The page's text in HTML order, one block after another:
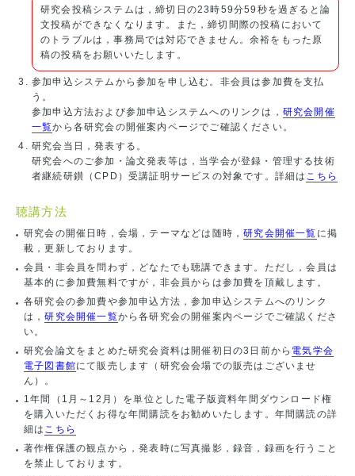
研究会投稿システムは，締切日の23時59分59秒を過ぎると論
文投稿ができなくなります。また，締切間際の投稿において
のトラブルは，事務局では対応できません。余裕をもった原
稿の投稿をお願いいたします。
参加申込システムから参加を申し込む。非会員は参加費を支払
う。
参加申込方法および参加申込システムへのリンクは， 研究会開催
一覧から各研究会の開催案内ページでご確認ください。
研究会当日，発表する。
研究会へのご参加・論文発表等は，当学会が登録・管理する技術
者継続研鑚（CPD）受講証明サービスの対象です。詳細は こちら
聴講方法
研究会の開催日時，会場，テーマなどは随時，研究会開催一覧 に掲
載，更新しております。
会員・非会員を問わず，どなたでも聴講できます。ただし，会員は
基本的に参加費無料ですが，非会員からは参加費を頂戴します。
各研究会の参加費や参加申込方法，参加申込システムへのリンク
は，研究会開催一覧から各研究会の開催案内ページでご確認くださ
い。
研究会論文をまとめた研究会資料は開催初日の3日前から 電気学会
電子図書館にて販売します（研究会会場での販売はございませ
ん）。
1年間（1月～12月）を単位とした電子版資料年間ダウンロード権
を購入いただくお得な年間購読をお勧めいたします。年間購読の詳
細は こちら
著作権保護の観点から，発表時に写真撮影，録音，録画を行うこと
を禁止しております。